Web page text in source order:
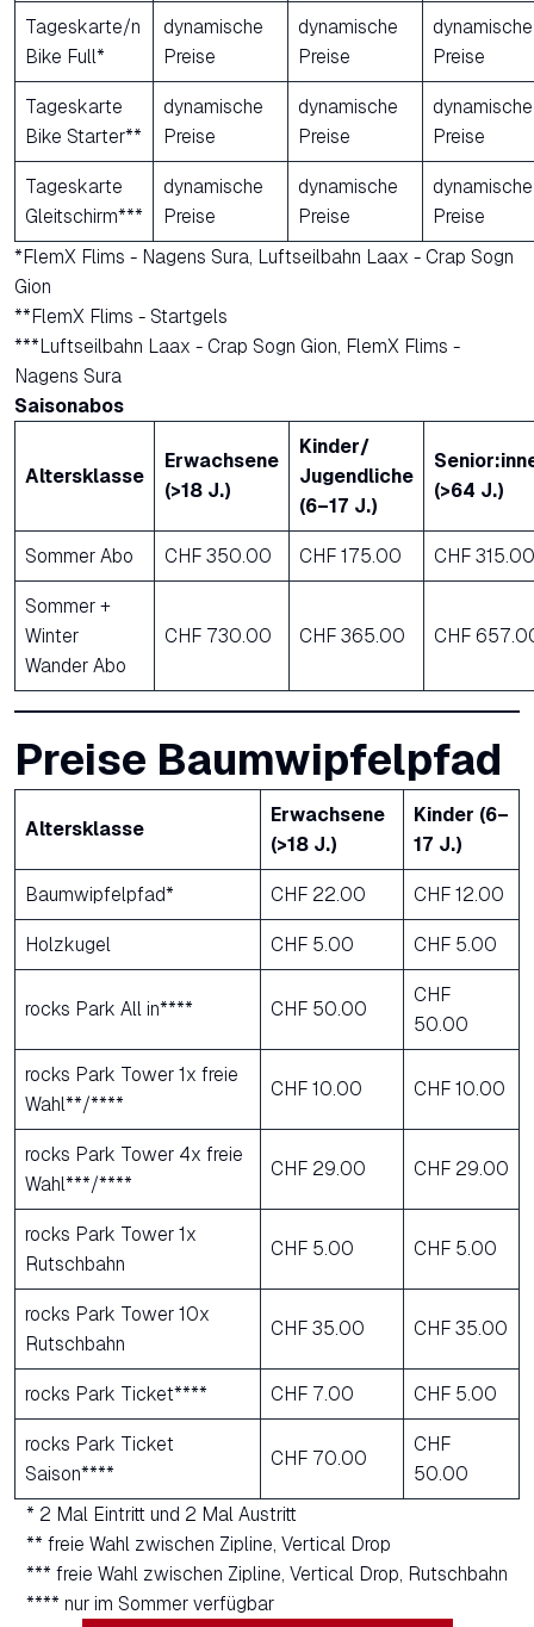
Tageskarte/n
Bike Full*
dynamische
Preise
dynamische
Preise
dynamische
Preise
Tageskarte
Bike Starter**
dynamische
Preise
dynamische
Preise
dynamische
Preise
Tageskarte
Gleitschirm***
dynamische
Preise
dynamische
Preise
dynamische
Preise
*FlemX Flims - Nagens Sura, Luftseilbahn Laax - Crap Sogn
Gion
**FlemX Flims - Startgels
***Luftseilbahn Laax - Crap Sogn Gion, FlemX Flims -
Nagens Sura
Saisonabos
Altersklasse
Erwachsene
(>18 J.)
Kinder/
Jugendliche
(6–17 J.)
(>64 J.)
Sommer Abo CHF 350.00 CHF 175.00 CHF 315.00
Sommer +
Winter
Wander Abo
CHF 730.00 CHF 365.00 CHF
Preise Baumwipfelpfad
Altersklasse
Erwachsene
(>18 J.)
Kinder (6–
17 J.)
Baumwipfelpfad* CHF 22.00 CHF 12.00
Holzkugel CHF 5.00 CHF 5.00
rocks Park All in**** CHF 50.00
CHF
50.00
rocks Park Tower 1x freie
Wahl**/****
CHF 10.00 CHF 10.00
rocks Park Tower 4x freie
Wahl***/****
CHF 29.00 CHF 29.00
rocks Park Tower 1x
Rutschbahn
CHF 5.00 CHF 5.00
rocks Park Tower 10x
Rutschbahn
CHF 35.00 CHF 35.00
rocks Park Ticket**** CHF 7.00 CHF 5.00
rocks Park Ticket
Saison****
CHF 70.00
CHF
50.00
* 2 Mal Eintritt und 2 Mal Austritt
** freie Wahl zwischen Zipline, Vertical Drop
*** freie Wahl zwischen Zipline, Vertical Drop, Rutschbahn
**** nur im Sommer verfügbar